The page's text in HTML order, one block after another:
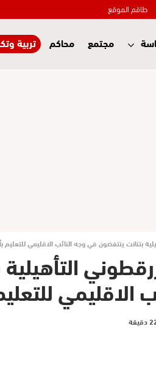
طاقم الموقع
مجتمع محاكم تربية
بتنانت ينتفضون في وجه النائب الاقليمي للتعليم